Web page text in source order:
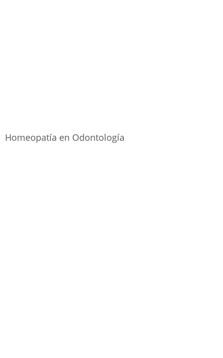
Homeopatía en Odontología